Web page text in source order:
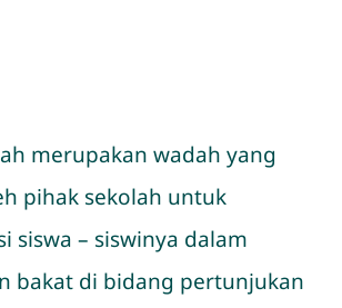
merupakan wadah yang
pihak sekolah untuk
siswa – siswinya dalam
bakat di bidang pertunjukan